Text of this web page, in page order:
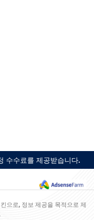
수수료를 제공받습니다.
으로, 정보 제공을 목적으로 제